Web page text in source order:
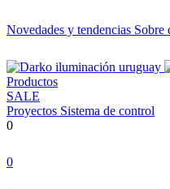
Novedades y tendencias Sobre
Productos
SALE
Proyectos Sistema de control
0
0